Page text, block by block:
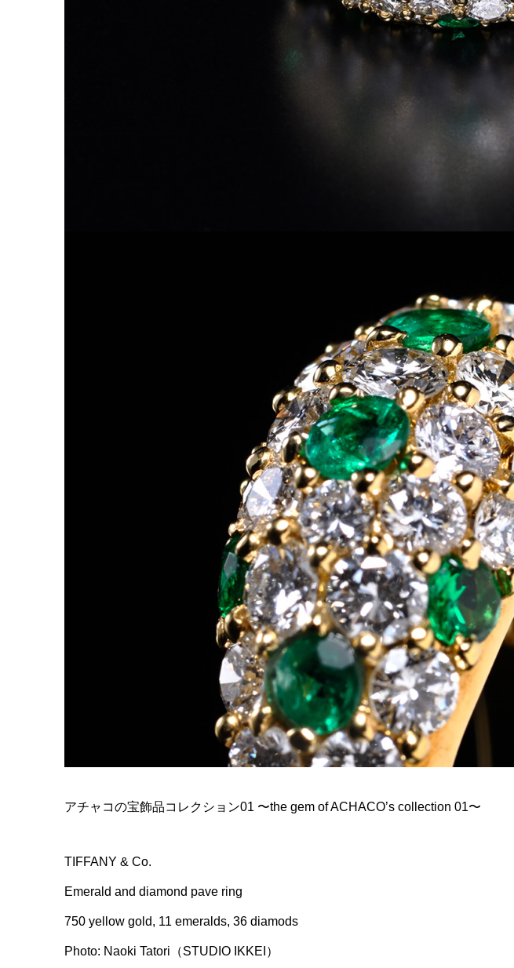
アチャコの宝飾品コレクション01 〜the gem of ACHACO’s collection 01〜
TIFFANY & Co.
Emerald and diamond pave ring
750 yellow gold, 11 emeralds, 36 diamods
Photo: Naoki Tatori（STUDIO IKKEI）